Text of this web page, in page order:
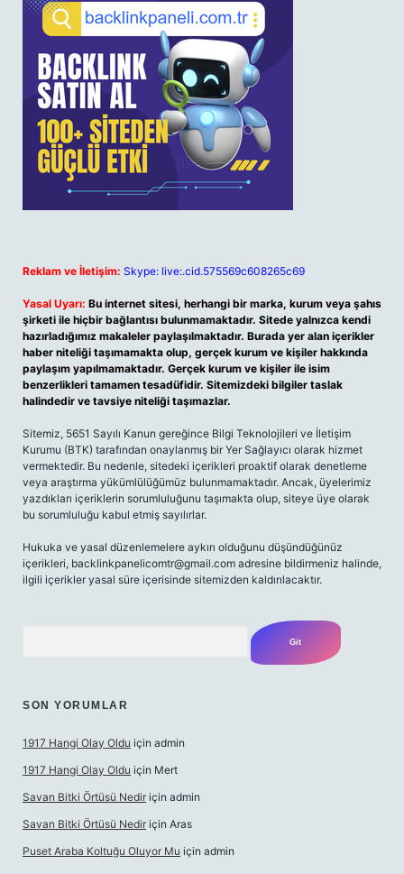
Reklam ve İletişim: Skype: live:.cid.575569c608265c69
Yasal Uyarı: Bu internet sitesi, herhangi bir marka, kurum veya şahıs
şirketi ile hiçbir bağlantısı bulunmamaktadır. Sitede yalnızca kendi
hazırladığımız makaleler paylaşılmaktadır. Burada yer alan içerikler
haber niteliği taşımamakta olup, gerçek kurum ve kişiler hakkında
paylaşım yapılmamaktadır. Gerçek kurum ve kişiler ile isim
benzerlikleri tamamen tesadüfidir. Sitemizdeki bilgiler taslak
halindedir ve tavsiye niteliği taşımazlar.
Sitemiz, 5651 Sayılı Kanun gereğince Bilgi Teknolojileri ve İletişim
Kurumu (BTK) tarafından onaylanmış bir Yer Sağlayıcı olarak hizmet
vermektedir. Bu nedenle, sitedeki içerikleri proaktif olarak denetleme
veya araştırma yükümlülüğümüz bulunmamaktadır. Ancak, üyelerimiz
yazdıkları içeriklerin sorumluluğunu taşımakta olup, siteye üye olarak
bu sorumluluğu kabul etmiş sayılırlar.
Hukuka ve yasal düzenlemelere aykırı olduğunu düşündüğünüz
içerikleri, backlinkpanelicomtr@gmail.com adresine bildirmeniz halinde,
ilgili içerikler yasal süre içerisinde sitemizden kaldırılacaktır.
SON YORUMLAR
1917 Hangi Olay Oldu için admin
1917 Hangi Olay Oldu için Mert
Savan Bitki Örtüsü Nedir için admin
Savan Bitki Örtüsü Nedir için Aras
Puset Araba Koltuğu Oluyor Mu için admin